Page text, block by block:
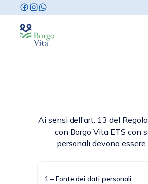
Ai sensi dell’art. 13 del
con Borgo Vita ETS con
personali devono
1 – Fonte dei dati personali.